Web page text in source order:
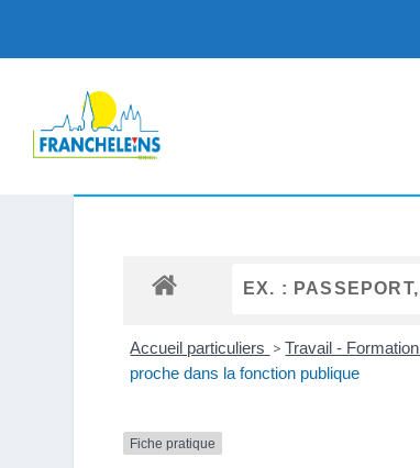
Accueil particuliers > Travail - Formation
proche dans la fonction publique
Fiche pratique